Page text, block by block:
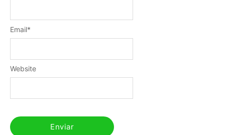
Email*
Website